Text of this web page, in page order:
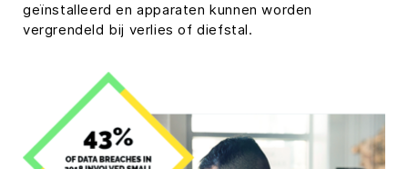
geïnstalleerd en apparaten kunnen worden
vergrendeld bij verlies of diefstal.